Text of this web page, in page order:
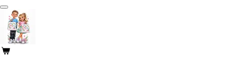
Ga
direct
naar
de
hoofdinhoud